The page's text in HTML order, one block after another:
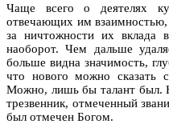
Чаще всего о деятелях
отвечающих им
за ничтожности их вклада
наоборот. Чем дальше
больше видна значимость,
что нового можно сказать
Можно, лишь бы талант был.
трезвенник, отмеченный
был отмечен Богом.